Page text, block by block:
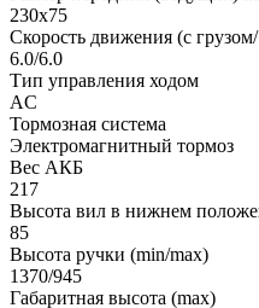
230х75
Скорость движения (с грузом/
6.0/6.0
Тип управления ходом
AC
Тормозная система
Электромагнитный тормоз
Вес АКБ
217
Высота вил в нижнем
85
Высота ручки (min/max)
1370/945
Габаритная высота (max)